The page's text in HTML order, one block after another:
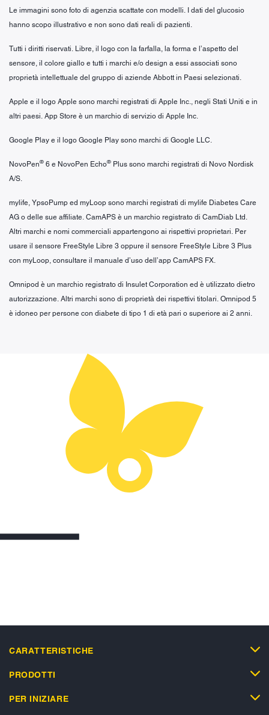
Le immagini sono foto di agenzia scattate con modelli. I dati del glucosio
hanno scopo illustrativo e non sono dati reali di pazienti.
Tutti i diritti riservati. Libre, il logo con la farfalla, la forma e l’aspetto del
sensore, il colore giallo e tutti i marchi e/o design a essi associati sono
proprietà intellettuale del gruppo di aziende Abbott in Paesi selezionati.
Apple e il logo Apple sono marchi registrati di Apple Inc., negli Stati Uniti e in
altri paesi. App Store è un marchio di servizio di Apple Inc.
Google Play e il logo Google Play sono marchi di Google LLC.
NovoPen® 6 e NovoPen Echo® Plus sono marchi registrati di Novo Nordisk
A/S.
mylife, YpsoPump ed myLoop sono marchi registrati di mylife Diabetes Care
AG o delle sue affiliate. CamAPS è un marchio registrato di CamDiab Ltd.
Altri marchi e nomi commerciali appartengono ai rispettivi proprietari. Per
usare il sensore FreeStyle Libre 3 oppure il sensore FreeStyle Libre 3 Plus
con myLoop, consultare il manuale d’uso dell’app CamAPS FX.
Omnipod è un marchio registrato di Insulet Corporation ed è utilizzato dietro
autorizzazione. Altri marchi sono di proprietà dei rispettivi titolari. Omnipod 5
è idoneo per persone con diabete di tipo 1 di età pari o superiore ai 2 anni.
CARATTERISTICHE
PRODOTTI
PER INIZIARE